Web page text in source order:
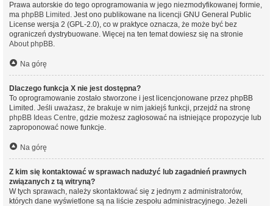
Prawa autorskie do tego oprogramowania w jego niezmodyfikowanej formie,
ma phpBB Limited . Jest ono publikowane na licencji GNU General Public
License wersja 2 (GPL-2.0), co w praktyce oznacza, że może być bez
ograniczeń dystrybuowane. Więcej na ten temat dowiesz się na stronie
About phpBB.
Na górę
Dlaczego funkcja X nie jest dostępna?
To oprogramowanie zostało stworzone i jest licencjonowane przez phpBB
Limited. Jeśli uważasz, że brakuje w nim jakiejś funkcji, przejdź na stronę
phpBB Ideas Centre, gdzie możesz zagłosować na istniejące propozycje lub
zaproponować nowe funkcje.
Na górę
Z kim się kontaktować w sprawach nadużyć lub zagadnień prawnych
związanych z tą witryną?
W tych sprawach, należy skontaktować się z jednym z administratorów,
których dane wyświetlone są na liście zespołu administracyjnego. Jeżeli